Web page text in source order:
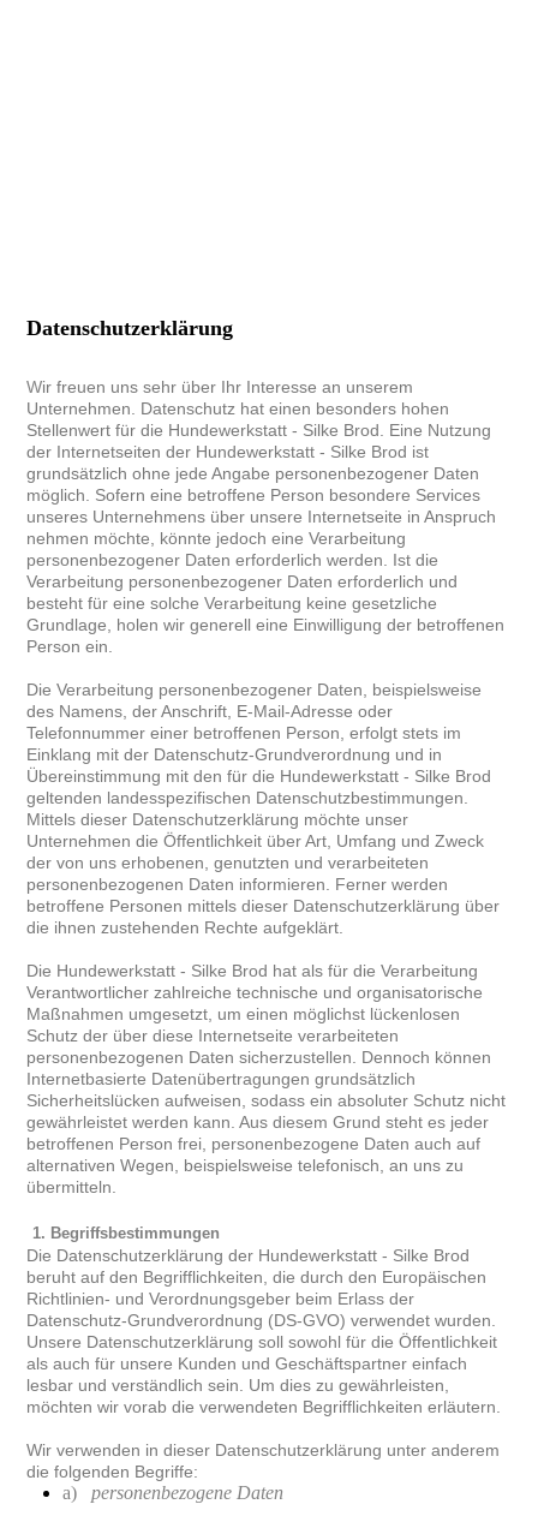
Datenschutzerklärung
Wir freuen uns sehr über Ihr Interesse an unserem
Unternehmen. Datenschutz hat einen besonders hohen
Stellenwert für die Hundewerkstatt - Silke Brod. Eine Nutzung
der Internetseiten der Hundewerkstatt - Silke Brod ist
grundsätzlich ohne jede Angabe personenbezogener Daten
möglich. Sofern eine betroffene Person besondere Services
unseres Unternehmens über unsere Internetseite in Anspruch
nehmen möchte, könnte jedoch eine Verarbeitung
personenbezogener Daten erforderlich werden. Ist die
Verarbeitung personenbezogener Daten erforderlich und
besteht für eine solche Verarbeitung keine gesetzliche
Grundlage, holen wir generell eine Einwilligung der betroffenen
Person ein.
Die Verarbeitung personenbezogener Daten, beispielsweise
des Namens, der Anschrift, E-Mail-Adresse oder
Telefonnummer einer betroffenen Person, erfolgt stets im
Einklang mit der Datenschutz-Grundverordnung und in
Übereinstimmung mit den für die Hundewerkstatt - Silke Brod
geltenden landesspezifischen Datenschutzbestimmungen.
Mittels dieser Datenschutzerklärung möchte unser
Unternehmen die Öffentlichkeit über Art, Umfang und Zweck
der von uns erhobenen, genutzten und verarbeiteten
personenbezogenen Daten informieren. Ferner werden
betroffene Personen mittels dieser Datenschutzerklärung über
die ihnen zustehenden Rechte aufgeklärt.
Die Hundewerkstatt - Silke Brod hat als für die Verarbeitung
Verantwortlicher zahlreiche technische und organisatorische
Maßnahmen umgesetzt, um einen möglichst lückenlosen
Schutz der über diese Internetseite verarbeiteten
personenbezogenen Daten sicherzustellen. Dennoch können
Internetbasierte Datenübertragungen grundsätzlich
Sicherheitslücken aufweisen, sodass ein absoluter Schutz nicht
gewährleistet werden kann. Aus diesem Grund steht es jeder
betroffenen Person frei, personenbezogene Daten auch auf
alternativen Wegen, beispielsweise telefonisch, an uns zu
übermitteln.
1. Begriffsbestimmungen
Die Datenschutzerklärung der Hundewerkstatt - Silke Brod
beruht auf den Begrifflichkeiten, die durch den Europäischen
Richtlinien- und Verordnungsgeber beim Erlass der
Datenschutz-Grundverordnung (DS-GVO) verwendet wurden.
Unsere Datenschutzerklärung soll sowohl für die Öffentlichkeit
als auch für unsere Kunden und Geschäftspartner einfach
lesbar und verständlich sein. Um dies zu gewährleisten,
möchten wir vorab die verwendeten Begrifflichkeiten erläutern.
Wir verwenden in dieser Datenschutzerklärung unter anderem
die folgenden Begriffe:
a) personenbezogene Daten